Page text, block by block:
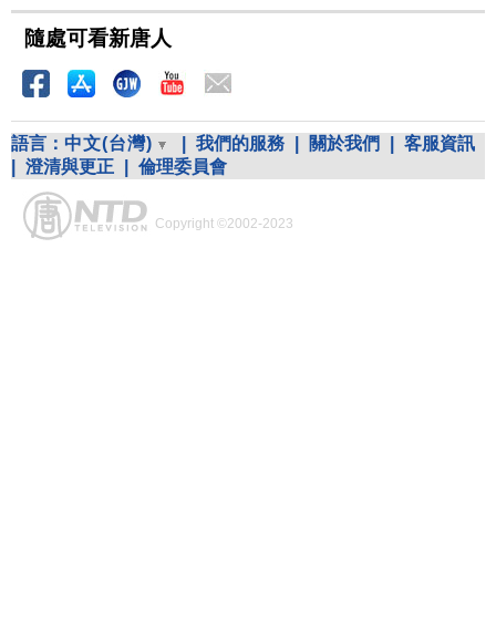
隨處可看新唐人
語言： 中文(台灣) 我們的服務 關於我們
客服資訊
澄清與更正 倫理委員會
Copyright ©2002-2023